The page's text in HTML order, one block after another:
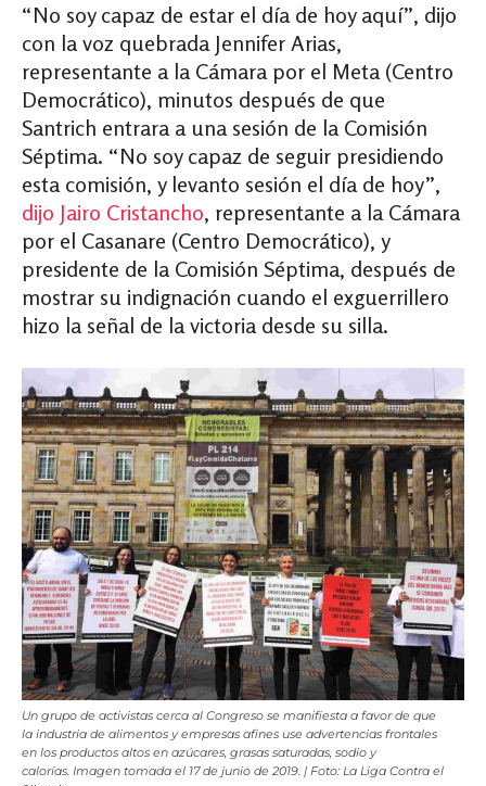
“No soy capaz de estar el día de hoy aquí”, dijo
con la voz quebrada Jennifer Arias,
representante a la Cámara por el Meta (Centro
Democrático), minutos después de que
Santrich entrara a una sesión de la Comisión
Séptima. “No soy capaz de seguir presidiendo
esta comisión, y levanto sesión el día de hoy”,
dijo Jairo Cristancho, representante a la Cámara
por el Casanare (Centro Democrático), y
presidente de la Comisión Séptima, después de
mostrar su indignación cuando el exguerrillero
hizo la señal de la victoria desde su silla.
Un grupo de activistas cerca al Congreso se manifiesta a favor de que
la industria de alimentos y empresas afines use advertencias frontales
en los productos altos en azúcares, grasas saturadas, sodio y
calorías. Imagen tomada el 17 de junio de 2019. | Foto: La Liga Contra el